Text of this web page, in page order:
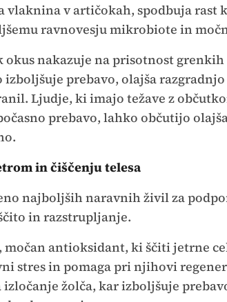
vlaknina v artičokah, spodbuja rast
ravnovesju mikrobiote in
nakazuje na prisotnost
izboljšuje prebavo, olajša
Ljudje, ki imajo težave z
prebavo, lahko občutijo
in čiščenju telesa
najboljših naravnih živil za
in razstrupljanje.
antioksidant, ki ščiti jetrne
stres in pomaga pri njihovi
žolča, kar izboljšuje